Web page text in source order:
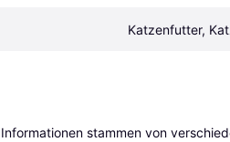
Katzenfutter,
stammen von